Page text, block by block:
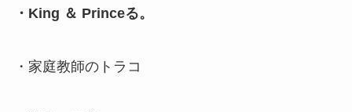
・King ＆ Princeる。
・家庭教師のトラコ